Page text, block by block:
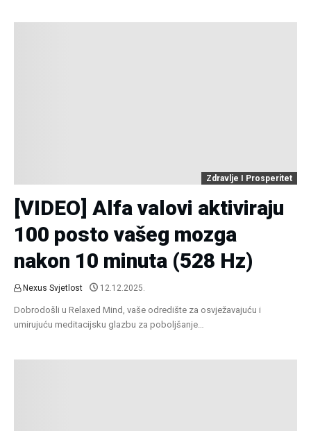
Zdravlje I Prosperitet
[VIDEO] Alfa valovi aktiviraju
100 posto vašeg mozga
nakon 10 minuta (528 Hz)
Nexus Svjetlost 12.12.2025.
Dobrodošli u Relaxed Mind, vaše odredište za osvježavajuću i
umirujuću meditacijsku glazbu za poboljšanje…